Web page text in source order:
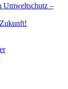
Umweltschutz –